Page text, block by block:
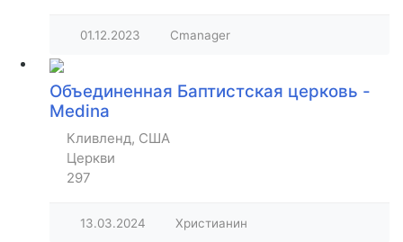
01.12.2023 Cmanager
Объединенная Баптистская церковь -
Medina
Кливленд, США
Церкви
297
13.03.2024 Христианин